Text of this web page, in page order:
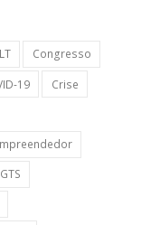
Congresso
19
Crise